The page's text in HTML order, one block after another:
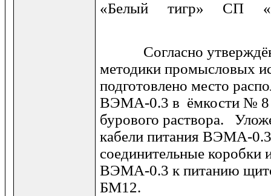
«Белый тигр» СП
Согласно
методики промысловых
подготовлено место
ВЭМА-0.3 в ёмкости № 8
бурового раствора.
кабели питания ВЭМА-
соединительные коробки
ВЭМА-0.3 к питанию
БМ12.